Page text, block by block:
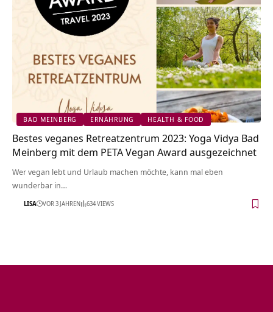
BAD MEINBERG ERNÄHRUNG HEALTH & FOOD
Bestes veganes Retreatzentrum 2023: Yoga Vidya Bad
Meinberg mit dem PETA Vegan Award ausgezeichnet
Wer vegan lebt und Urlaub machen möchte, kann mal eben
wunderbar in…
LISA VOR 3 JAHREN 634 VIEWS